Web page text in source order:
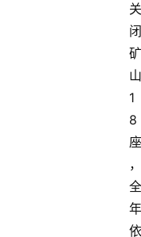
关
闭
矿
山
1
8
座
，
全
年
依